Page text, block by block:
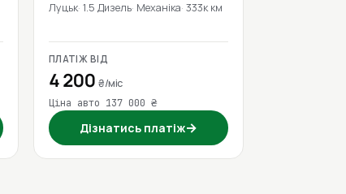
Луцьк 1.5 Дизель Механіка 333к км
ПЛАТІЖ ВІД
4 200 ₴/міс
Ціна авто 137 000 ₴
Дізнатись платіж→